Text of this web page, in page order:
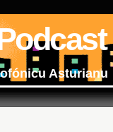
Asturianu